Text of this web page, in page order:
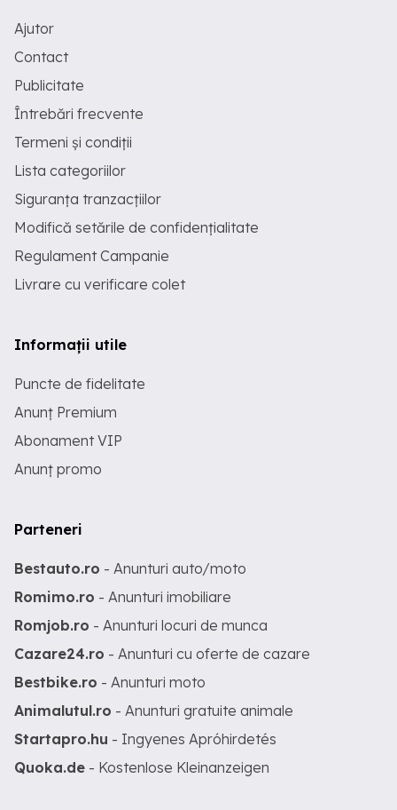
Ajutor
Contact
Publicitate
Întrebări frecvente
Termeni și condiții
Lista categoriilor
Siguranța tranzacțiilor
Modifică setările de confidențialitate
Regulament Campanie
Livrare cu verificare colet
Informații utile
Puncte de fidelitate
Anunț Premium
Abonament VIP
Anunț promo
Parteneri
Bestauto.ro - Anunturi auto/moto
Romimo.ro - Anunturi imobiliare
Romjob.ro - Anunturi locuri de munca
Cazare24.ro - Anunturi cu oferte de cazare
Bestbike.ro - Anunturi moto
Animalutul.ro - Anunturi gratuite animale
Startapro.hu - Ingyenes Apróhirdetés
Quoka.de - Kostenlose Kleinanzeigen